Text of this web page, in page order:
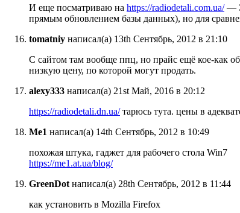
И еще посматриваю на https://radiodetali.com.ua/—
прямым обновлением базы данных), но для
tomatniy написал(а) 13th Сентябрь, 2012 в 21:10
С сайтом там вообще ппц, но прайс ещё кое-как
низкую цену, по которой могут продать.
alexy333 написал(а) 21st Май, 2016 в 20:12
https://radiodetali.dn.ua/тарюсь тута. цены в
Me1 написал(а) 14th Сентябрь, 2012 в 10:49
похожая штука, гаджет для рабочего стола Win7
https://me1.at.ua/blog/
GreenDot написал(а) 28th Сентябрь, 2012 в 11:44
как установить в Mozilla Firefox